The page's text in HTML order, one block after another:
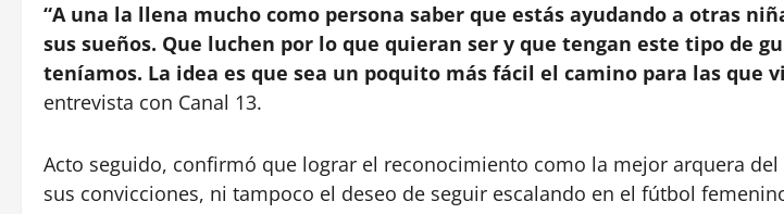
“A una la llena mucho como persona saber que estás ayudando a otras
sus sueños. Que luchen por lo que quieran ser y que tengan este tipo de
teníamos. La idea es que sea un poquito más fácil el camino para las que
entrevista con Canal 13.
Acto seguido, confirmó que lograr el reconocimiento como la mejor arquera
sus convicciones, ni tampoco el deseo de seguir escalando en el fútbol